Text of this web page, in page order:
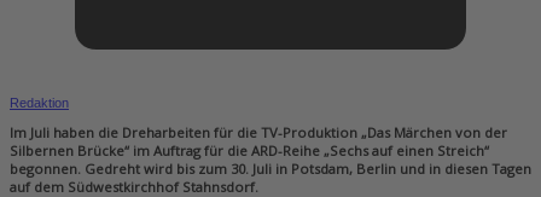
Redaktion
Im Juli haben die Dreharbeiten für die TV-Produktion „Das Märchen von der
Silbernen Brücke“ im Auftrag für die ARD-Reihe „Sechs auf einen Streich“
begonnen. Gedreht wird bis zum 30. Juli in Potsdam, Berlin und in diesen Tagen
auf dem Südwestkirchhof Stahnsdorf.